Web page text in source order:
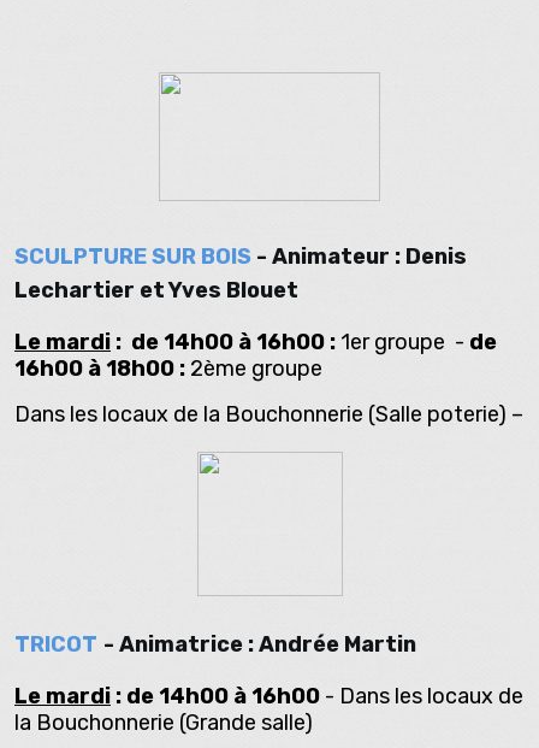
SCULPTURE SUR BOIS - Animateur : Denis
Lechartier et Yves Blouet
Le mardi : de 14h00 à 16h00 : 1er groupe - de
16h00 à 18h00 : 2ème groupe
Dans les locaux de la Bouchonnerie (Salle poterie) –
TRICOT - Animatrice : Andrée Martin
Le mardi : de 14h00 à 16h00 - Dans les locaux de
la Bouchonnerie (Grande salle)